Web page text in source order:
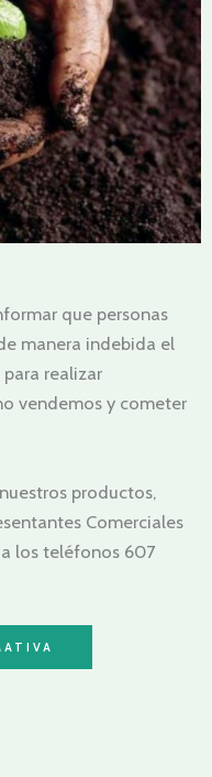
que personas
manera indebida el
realizar
vendemos y cometer
productos,
Comerciales
los teléfonos 607